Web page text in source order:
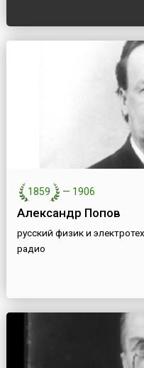
1859 — 1906
Александр Попов
русский физик и
радио